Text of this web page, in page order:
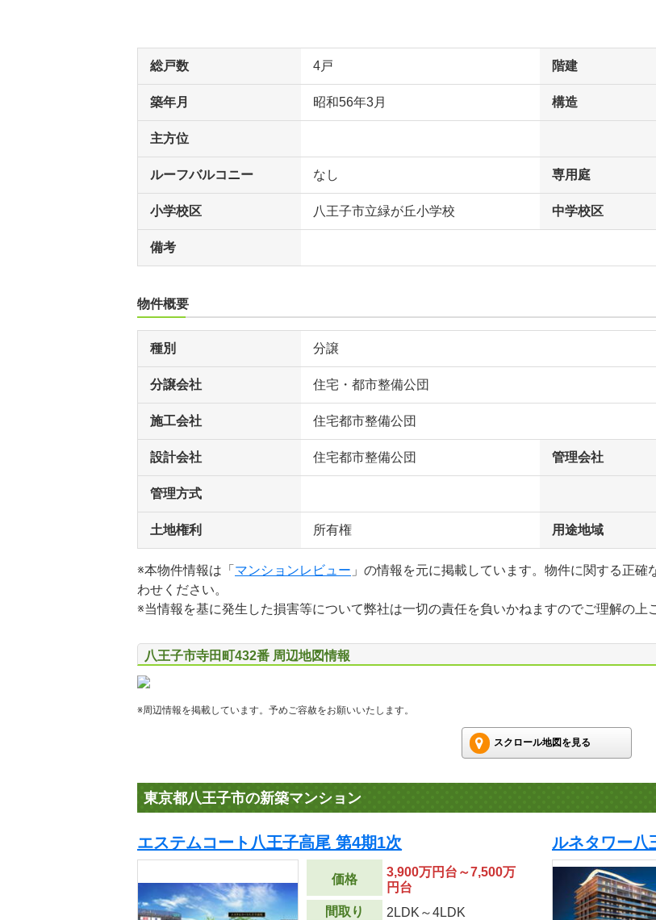
総戸数 4戸 階建
築年月 昭和56年3月 構造
主方位
ルーフバルコニー なし 専用庭
小学校区 八王子市立緑が丘小学校 中学校区
備考
物件概要
種別 分譲
分譲会社 住宅・都市整備公団
施工会社 住宅都市整備公団
設計会社 住宅都市整備公団 管理会社
管理方式
土地権利 所有権 用途地域
※本物件情報は「 マンションレビュー 」の情報を元に掲載しています。物件に関する正
わせください。
※当情報を基に発生した損害等について弊社は一切の責任を負いかねますのでご理解の上
八王子市寺田町432番 周辺地図情報
※周辺情報を掲載しています。予めご容赦をお願いいたします。
スクロール地図を見る
東京都八王子市の新築マンション
エステムコート八王子高尾 第4期1次
価格
3,900万円台～7,500万
円台
間取り
2LDK～4LDK
ルネタワー